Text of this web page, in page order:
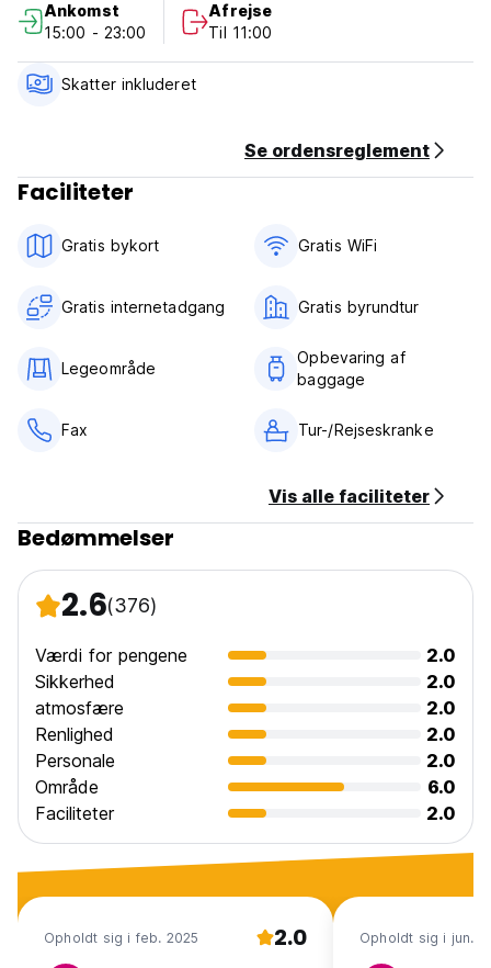
Ankomst
15:00 - 23:00
Afrejse
Til 11:00
Skatter inkluderet
Se ordensreglement
Faciliteter
Gratis bykort Gratis WiFi
Gratis internetadgang Gratis byrundtur
Legeområde
Opbevaring af
baggage
Fax Tur-/Rejseskranke
Vis alle faciliteter
Bedømmelser
2.6(376)
Værdi for pengene
2.0
Sikkerhed
2.0
atmosfære
2.0
Renlighed
2.0
Personale
2.0
Område
6.0
Faciliteter
2.0
Opholdt sig i feb. 2025 2.0 Opholdt sig i jun.